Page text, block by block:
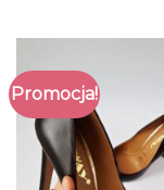
Promocja!